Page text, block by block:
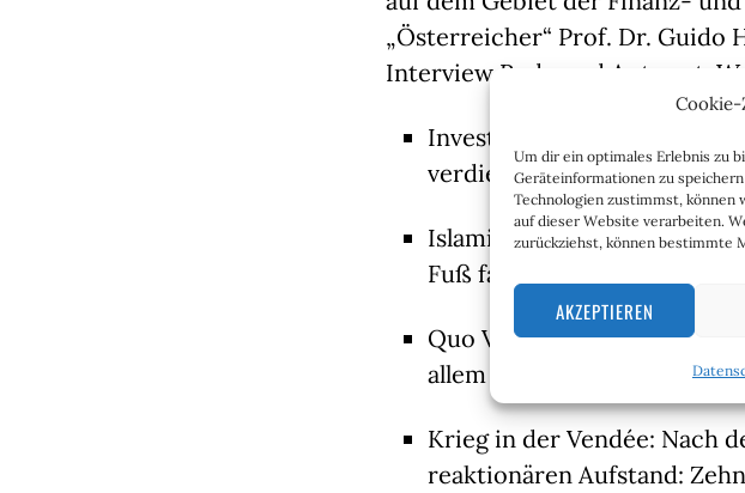
Um dir ein optimales Erlebnis zu
Geräteinformationen zu
Technologien zustimmst, können
auf dieser Website verarbeiten.
zurückziehst, können bestimmte
AKZEPTIEREN
„Österreicher“ Prof. Dr. Guido
Interview Rede und Antwort.
Investieren in der Krise:
verdienen kann.
Islamische
Fuß fasst und dabei vom
Quo Vadis, AfD: Die
allem selbstverschuldet.
Krieg in der Vendée: Nach
reaktionären Aufstand: